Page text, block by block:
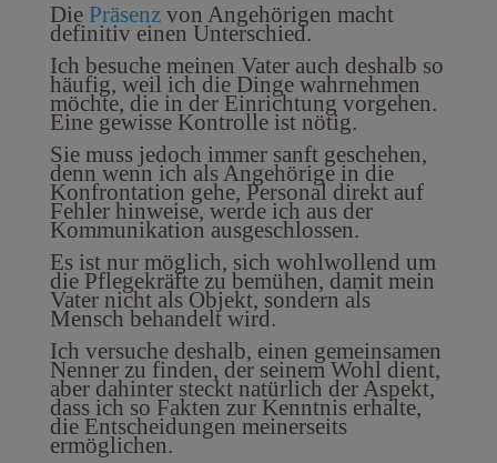
Die Präsenzvon Angehörigen macht
definitiv einen Unterschied.
Ich besuche meinen Vater auch deshalb so
häufig, weil ich die Dinge wahrnehmen
möchte, die in der Einrichtung vorgehen.
Eine gewisse Kontrolle ist nötig.
Sie muss jedoch immer sanft geschehen,
denn wenn ich als Angehörige in die
Konfrontation gehe, Personal direkt auf
Fehler hinweise, werde ich aus der
Kommunikation ausgeschlossen.
Es ist nur möglich, sich wohlwollend um
die Pflegekräfte zu bemühen, damit mein
Vater nicht als Objekt, sondern als
Mensch behandelt wird.
Ich versuche deshalb, einen gemeinsamen
Nenner zu finden, der seinem Wohl dient,
aber dahinter steckt natürlich der Aspekt,
dass ich so Fakten zur Kenntnis erhalte,
die Entscheidungen meinerseits
ermöglichen.